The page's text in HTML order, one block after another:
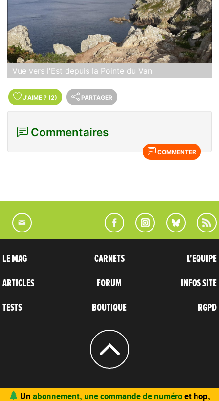
Vue vers l'Est depuis la Pointe du Van
J'AIME ? (2) PARTAGER
Commentaires
COMMENTER
LE MAG
ARTICLES
TESTS
CARNETS
FORUM
BOUTIQUE
L'EQUIPE
INFOS SITE
RGPD
© 2004 - 2026 CARNETS D’AVENTURES
Un abonnement, une commande de numéroet hop,